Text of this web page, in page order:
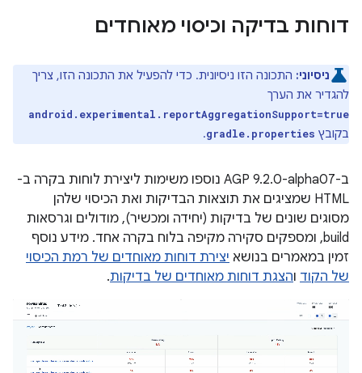
דוחות בדיקה וכיסוי מאוחדים
ניסיוני: התכונה הזו ניסיונית. כדי להפעיל את התכונה הזו, צריך
להגדיר את הערך
android.experimental.reportAggregationSupport=true
בקובץ gradle.properties
.
ב-AGP 9.2.0-alpha07 נוספו משימות ליצירת לוחות בקרה ב-
HTML שמציגים את תוצאות הבדיקות ואת הכיסוי שלהן
מסוגים שונים של בדיקות (יחידה ומכשיר), מודולים וגרסאות
build, ומספקים סקירה מקיפה בלוח בקרה אחד. מידע נוסף
זמין במאמרים בנושא יצירת דוחות מאוחדים של רמת הכיסוי
של הקוד והצגת דוחות מאוחדים של בדיקות.